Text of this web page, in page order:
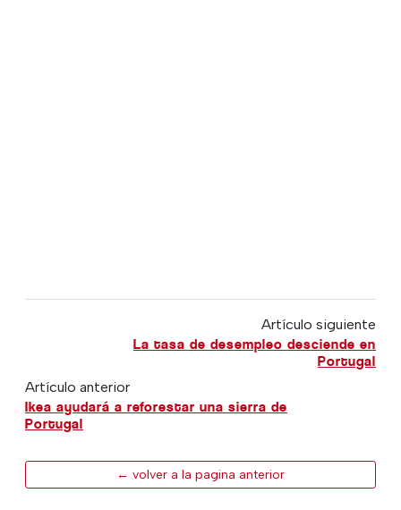
Artículo siguiente
La tasa de desempleo desciende en
Portugal
Artículo anterior
Ikea ayudará a reforestar una sierra de
Portugal
← volver a la pagina anterior